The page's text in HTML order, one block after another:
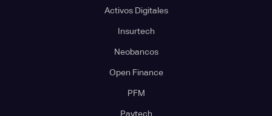
Activos Digitales
Insurtech
Neobancos
Open Finance
PFM
Paytech